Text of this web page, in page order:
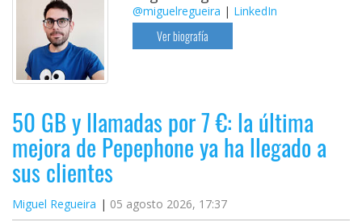
@miguelregueira | LinkedIn
Ver biografía
50 GB y llamadas por 7 €: la última
mejora de Pepephone ya ha llegado a
sus clientes
Miguel Regueira 05 agosto 2026, 17:37